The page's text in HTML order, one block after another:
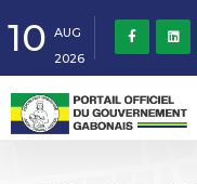
10 AUG
2026